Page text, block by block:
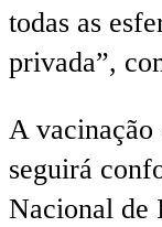
todas as
privada”,
A
seguirá
Nacional de